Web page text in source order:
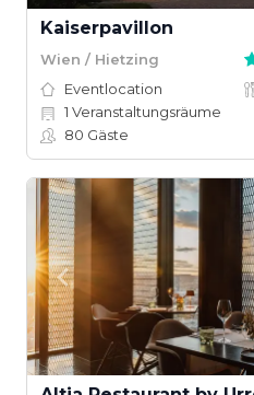
Kaiserpavillon
Wien / Hietzing
Eventlocation
1 Veranstaltungsräume
80 Gäste